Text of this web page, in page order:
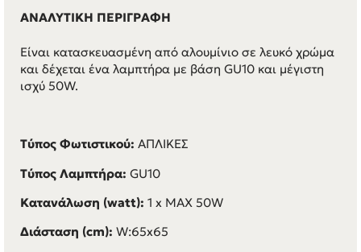
ΑΝΑΛΥΤΙΚΗ ΠΕΡΙΓΡΑΦΗ
Είναι κατασκευασμένη από αλουμίνιο σε λευκό χρώμα
και δέχεται ένα λαμπτήρα με βάση GU10 και μέγιστη
ισχύ 50W.
Τύπος Φωτιστικού: ΑΠΛΙΚΕΣ
Τύπος Λαμπτήρα: GU10
Κατανάλωση (watt): 1 x MAX 50W
Διάσταση (cm): W:65x65